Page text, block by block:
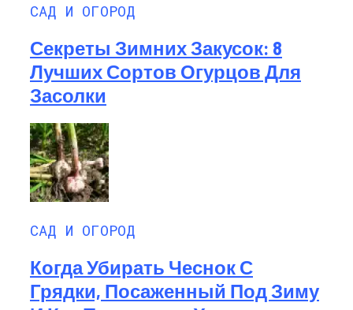
САД И ОГОРОД
Секреты Зимних Закусок: 8
Лучших Сортов Огурцов Для
Засолки
САД И ОГОРОД
Когда Убирать Чеснок С
Грядки, Посаженный Под Зиму